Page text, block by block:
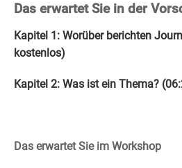
Das erwartet Sie in der
Kapitel 1: Worüber berichten
kostenlos)
Kapitel 2: Was ist ein Thema?
Das erwartet Sie im Workshop